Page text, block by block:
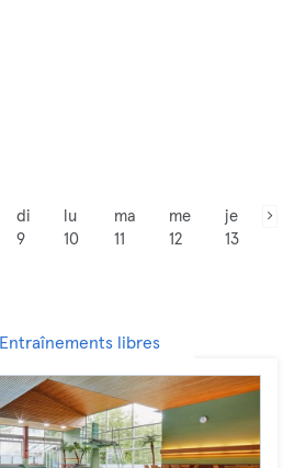
di
9
lu
10
ma
11
me
12
je
13
Entraînements libres